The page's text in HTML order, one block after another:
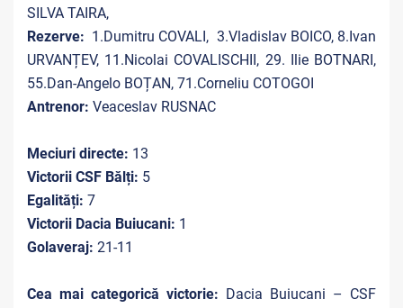
SILVA TAIRA,
Rezerve: 1.Dumitru COVALI, 3.Vladislav BOICO, 8.Ivan
URVANȚEV, 11.Nicolai COVALISCHII, 29. Ilie BOTNARI,
55.Dan-Angelo BOȚAN, 71.Corneliu COTOGOI
Antrenor: Veaceslav RUSNAC
Meciuri directe: 13
Victorii CSF Bălți: 5
Egalități: 7
Victorii Dacia Buiucani: 1
Golaveraj: 21-11
Cea mai categorică victorie: Dacia Buiucani – CSF